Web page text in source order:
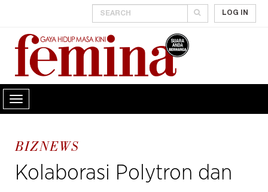
LOG IN
BIZNEWS
Kolaborasi Polytron dan